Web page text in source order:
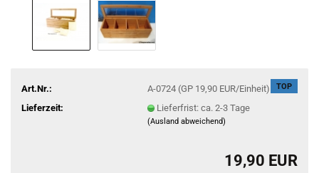
TOP
Art.Nr.:
A-0724 (GP 19,90 EUR/Einheit)
Lieferzeit:
Lieferfrist: ca. 2-3 Tage
(Ausland abweichend)
19,90 EUR